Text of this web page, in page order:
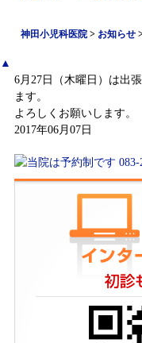
神田小児科医院 > お知らせ
▲
6月27日（木曜日）は出
ます。
よろしくお願いします。
2017年06月07日